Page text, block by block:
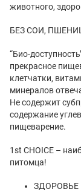
животного,
БЕЗ СОИ,
“Био-
прекрасное
клетчатки,
минералов
Не содержит
содержание
пищеварение.
1st CHOICE –
питомца!
ЗДОРОВЬЕ